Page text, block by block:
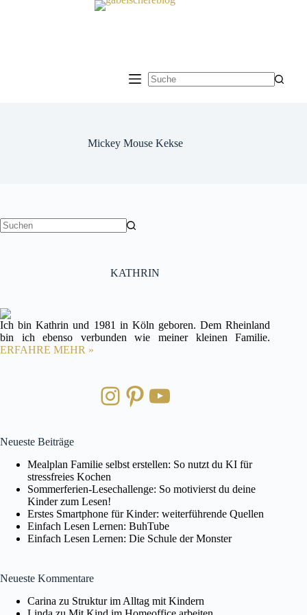
Mickey Mouse Kekse
KATHRIN
Ich bin Kathrin und 1981 in Köln geboren. Dem Rheinland
bin ich ebenso verbunden wie meiner kleinen Familie.
ERFAHRE MEHR »
Instagram
Pinterest
YouTube
Neueste Beiträge
Mealplan Familie selbst erstellen: So nutzt du KI für
stressfreies Kochen
Sommerferien-Lesechallenge: So motivierst du deine
Kinder zum Lesen!
Erstes Smartphone für Kinder: weiterführende Quellen
Einfach Lesen Lernen: BuhTube
Einfach Lesen Lernen: Die Schule der Monster
Neueste Kommentare
Carina zu Struktur im Alltag mit Kindern